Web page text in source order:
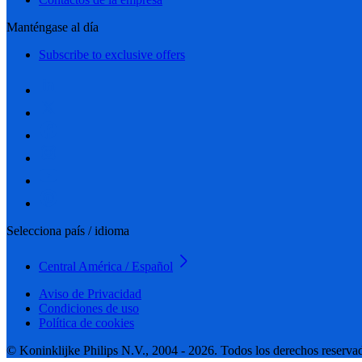
Manténgase al día
Subscribe to exclusive offers
Selecciona país / idioma
Central América / Español
Aviso de Privacidad
Condiciones de uso
Política de cookies
© Koninklijke Philips N.V., 2004 - 2026. Todos los derechos